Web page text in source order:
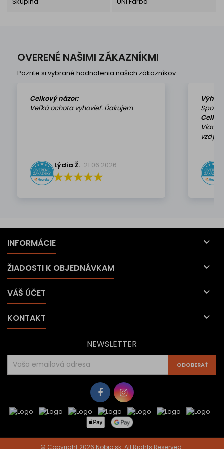
OVERENÉ NAŠIMI ZÁKAZNÍKMI
Pozrite si vybrané hodnotenia našich zákazníkov.
Celkový názor:
Veľká ochota vyhovieť. Ďakujem
Lýdia Ž. 21.06.2026
vzdy k
INFORMÁCIE 
ŽIADOSTI K OBJEDNÁVKAM 
VÁŠ ÚČET 
KONTAKT 
NEWSLETTER